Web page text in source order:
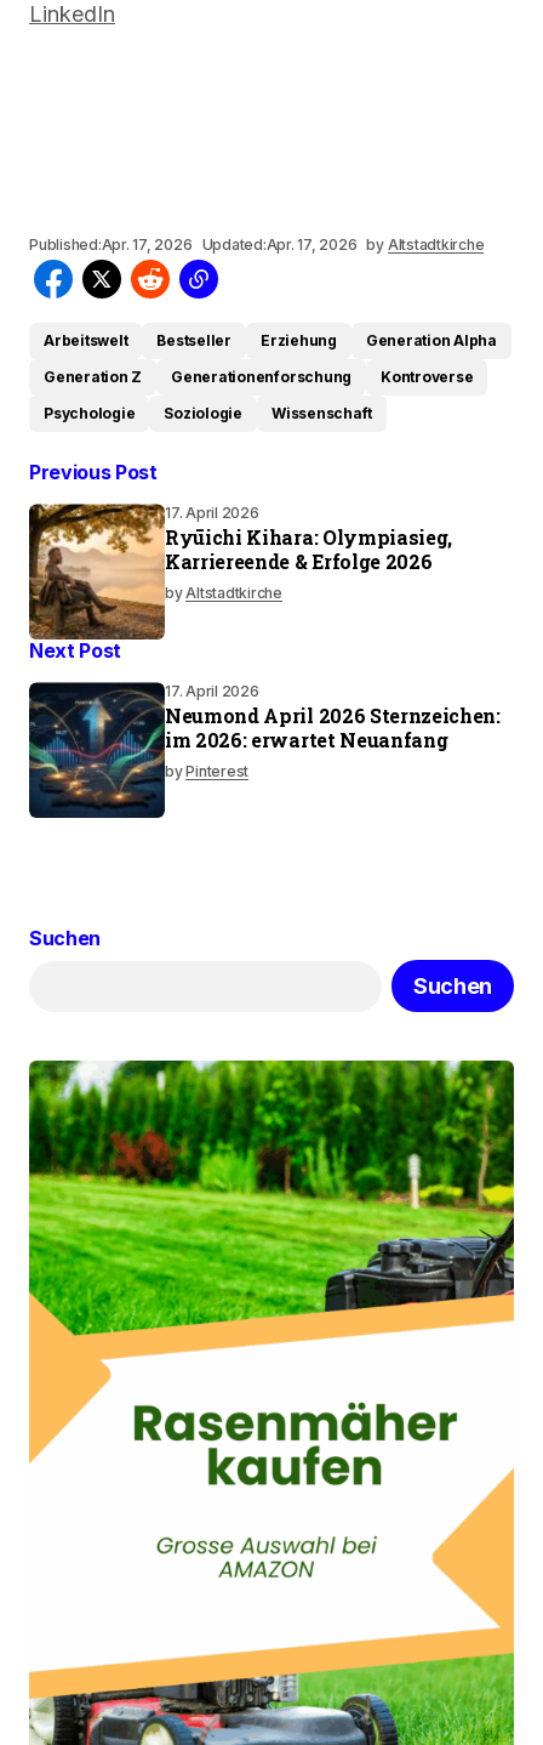
LinkedIn
Published:Apr. 17, 2026 Updated:Apr. 17, 2026 by Altstadtkirche
Arbeitswelt Bestseller Erziehung
Generation Alpha
Generation Z
Generationenforschung
Kontroverse
Psychologie
Soziologie Wissenschaft
Previous Post
17. April 2026
Ryūichi Kihara: Olympiasieg,
Karriereende & Erfolge 2026
byAltstadtkirche
Next Post
17. April 2026
Neumond April 2026 Sternzeichen:
im 2026: erwartet Neuanfang
byPinterest
Suchen
Suchen